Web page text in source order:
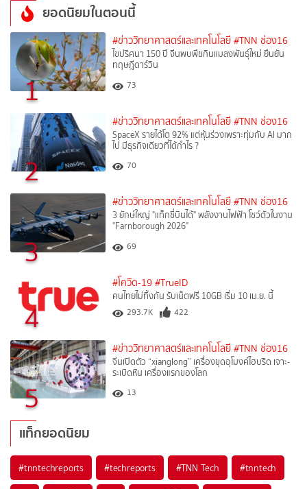
ยอดนิยมในตอนนี้
1
#ข่าววิทยาศาสตร์และเทคโนโลยี #TNN ช่อง16
ไขปริศนา 150 ปี จีนพบพืชกินแมลงพันธุ์ใหม่ ยืนยัน
ทฤษฎีดาร์วิน
73
2
#ข่าววิทยาศาสตร์และเทคโนโลยี #TNN ช่อง16
SpaceX รายได้โต 92% แต่หุ้นร่วงเพราะทุ่มกับ AI มาก
ไป มีธุรกิจเดียวที่ได้กำไร ?
70
3
#ข่าววิทยาศาสตร์และเทคโนโลยี #TNN ช่อง16
3 ยักษ์ใหญ่ "แท็กซี่บินได้" พลังงานไฟฟ้า โชว์ตัวในงาน
"Farnborough 2026"
69
4
#โควิด-19 #TrueID
คนไทยไม่ทิ้งกัน รับเน็ตฟรี 10GB เริ่ม 10 เม.ย. นี้
293.7K 422
5
#ข่าววิทยาศาสตร์และเทคโนโลยี #TNN ช่อง16
จีนเปิดตัว “xianglong” เครื่องขุดอุโมงค์ไฮบริด เจาะ-
ระเบิดหิน เครื่องแรกของโลก
13
แท็กยอดนิยม
#tnntechreports #techreports #TNN Tech #tnntech